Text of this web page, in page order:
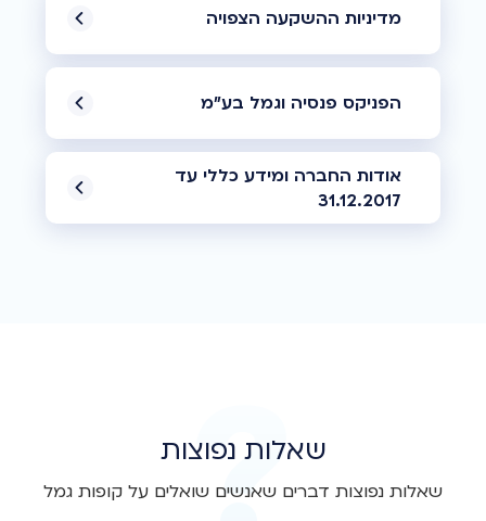
מדיניות ההשקעה הצפויה
הפניקס פנסיה וגמל בע"מ
אודות החברה ומידע כללי עד
31.12.2017
שאלות נפוצות
שאלות נפוצות דברים שאנשים שואלים על קופות גמל